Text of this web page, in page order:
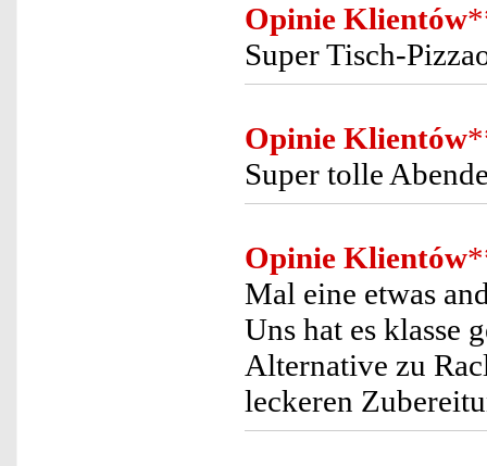
Opinie Klientów
Super Tisch-
Opinie Klientów
Super tolle
Opinie Klientów
Mal eine etwas
Uns hat es klasse
Alternative zu
leckeren